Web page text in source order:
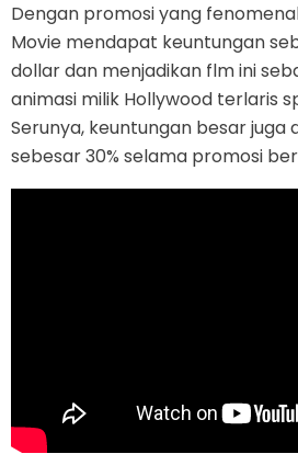
Dengan promosi yang
Movie mendapat keuntungan
dollar dan menjadikan flm ini
animasi milik Hollywood terlaris
Serunya, keuntungan besar juga
sebesar 30% selama promosi